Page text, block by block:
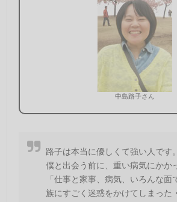
中島路子さん
路子は本当に優しくて強い人です。
僕と出会う前に、重い病気にかか
「仕事と家事、病気、いろんな面
族にすごく迷惑をかけてしまった